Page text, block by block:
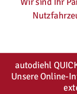
autodiehl
Unsere Online-